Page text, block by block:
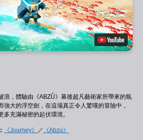
浪，體驗由《ABZÛ》幕後超凡藝術家所帶來的氛
強大的浮空劍，在這場真正令人驚嘆的冒險中，
充滿秘密的起伏環境。
《Journey》 ／ 《Abzu》